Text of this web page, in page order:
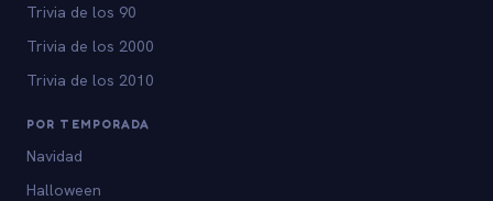
Trivia de los 90
Trivia de los 2000
Trivia de los 2010
POR TEMPORADA
Navidad
Halloween